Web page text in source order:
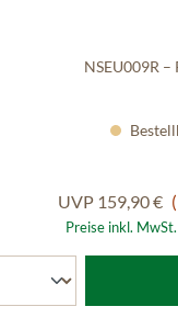
NSEU009R
UVP 159,90 €
Preise inkl.